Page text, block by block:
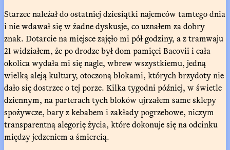
Starzec należał do ostatniej dziesiątki najemców tamtego dnia
i nie wdawał się w żadne dyskusje, co uznałem za dobry
znak. Dotarcie na miejsce zajęło mi pół godziny, a z tramwaju
21 widziałem, że po drodze był dom pamięci Bacovii i cała
okolica wydała mi się nagle, wbrew wszystkiemu, jedną
wielką aleją kultury, otoczoną blokami, których brzydoty nie
dało się dostrzec o tej porze. Kilka tygodni później, w świetle
dziennym, na parterach tych bloków ujrzałem same sklepy
spożywcze, bary z kebabem i zakłady pogrzebowe, niczym
transparentną alegorię życia, które dokonuje się na odcinku
między jedzeniem a śmiercią.